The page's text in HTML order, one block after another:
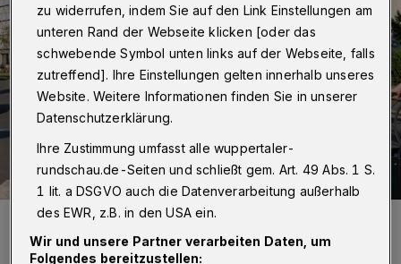
Fahrraddemo auf der Talachse (Archivbild).
Foto: Christoph Petersen
zu widerrufen, indem Sie auf den Link Einstellungen am
unteren Rand der Webseite klicken [oder das
schwebende Symbol unten links auf der Webseite, falls
zutreffend]. Ihre Einstellungen gelten innerhalb unseres
Website. Weitere Informationen finden Sie in unserer
Datenschutzerklärung.
Ihre Zustimmung umfasst alle wuppertaler-
rundschau.de-Seiten und schließt gem. Art. 49 Abs. 1 S.
1 lit. a DSGVO auch die Datenverarbeitung außerhalb
des EWR, z.B. in den USA ein.
Wir und unsere Partner verarbeiten Daten, um
Folgendes bereitzustellen: